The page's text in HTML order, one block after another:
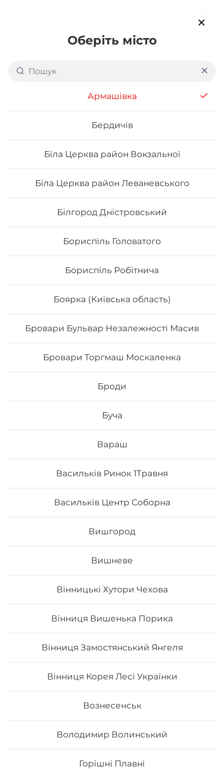
Оберіть місто
Армашівка
Бердичів
Біла Церква район Вокзальної
Біла Церква район Леваневського
Білгород Дністровський
Бориспіль Головатого
Бориспіль Робітнича
Боярка (Київська область)
Бровари Бульвар Незалежності Масив
Бровари Торгмаш Москаленка
Броди
Буча
Вараш
Васильків Ринок 1Травня
Васильків Центр Соборна
Вишгород
Вишневе
Вінницькі Хутори Чехова
Вінниця Вишенька Порика
Вінниця Замостянський Янгеля
Вінниця Корея Лесі Українки
Вознесенськ
Володимир Волинський
Горішні Плавні
Доставка суші в
обирайте страви, які вам подобаються про все інше ми
подбаємо
Акція тижня Сети Роли від шефа
Авторські роли
Голді гриль
Грандвей
Склад: рис, норі, сир філадельфія, тигрова креветка,
275₴